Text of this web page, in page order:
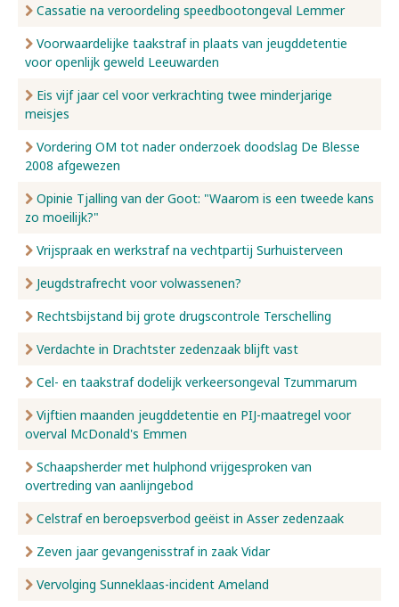
Cassatie na veroordeling speedbootongeval Lemmer
Voorwaardelijke taakstraf in plaats van jeugddetentie
voor openlijk geweld Leeuwarden
Eis vijf jaar cel voor verkrachting twee minderjarige
meisjes
Vordering OM tot nader onderzoek doodslag De Blesse
2008 afgewezen
Opinie Tjalling van der Goot: "Waarom is een tweede kans
zo moeilijk?"
Vrijspraak en werkstraf na vechtpartij Surhuisterveen
Jeugdstrafrecht voor volwassenen?
Rechtsbijstand bij grote drugscontrole Terschelling
Verdachte in Drachtster zedenzaak blijft vast
Cel- en taakstraf dodelijk verkeersongeval Tzummarum
Vijftien maanden jeugddetentie en PIJ-maatregel voor
overval McDonald's Emmen
Schaapsherder met hulphond vrijgesproken van
overtreding van aanlijngebod
Celstraf en beroepsverbod geëist in Asser zedenzaak
Zeven jaar gevangenisstraf in zaak Vidar
Vervolging Sunneklaas-incident Ameland